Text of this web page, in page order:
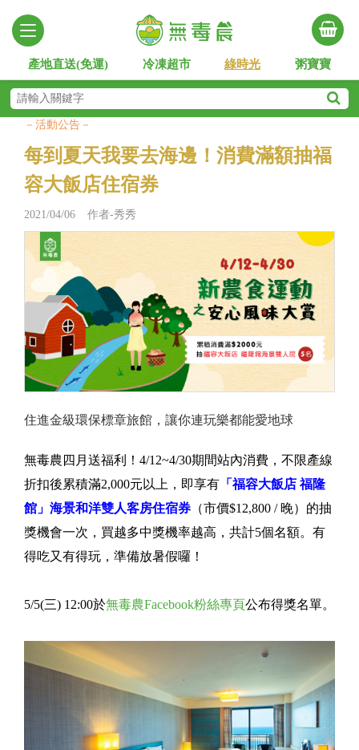
產地直送(免運) 冷凍超市 綠時光 粥寶寶
－活動公告－
每到夏天我要去海邊！消費滿額抽福
容大飯店住宿券
2021/04/06 作者-秀秀
住進金級環保標章旅館，讓你連玩樂都能愛地球
無毒農四月送福利！4/12~4/30期間站內消費，不限產線
折扣後累積滿2,000元以上，即享有 「福容大飯店 福隆
館」海景和洋雙人客房住宿券 （市價$12,800 / 晚）的抽
獎機會一次，買越多中獎機率越高，共計5個名額。有
得吃又有得玩，準備放暑假囉！
5/5(三) 12:00於無毒農Facebook粉絲專頁公布得獎名單。